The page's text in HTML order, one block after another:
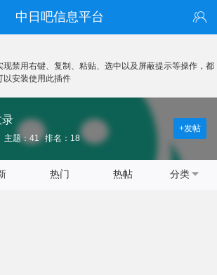
中日吧信息平台
禁用右键、复制、粘贴、选中以及屏蔽提示等操作，都
以安装使用此插件
录
主题：41 排名：18
+发帖
热门 热帖 分类